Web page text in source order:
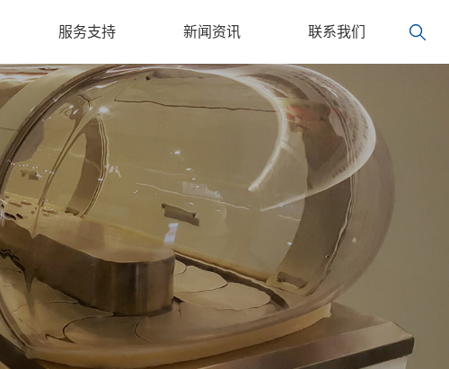
服务支持 新闻资讯 联系我们